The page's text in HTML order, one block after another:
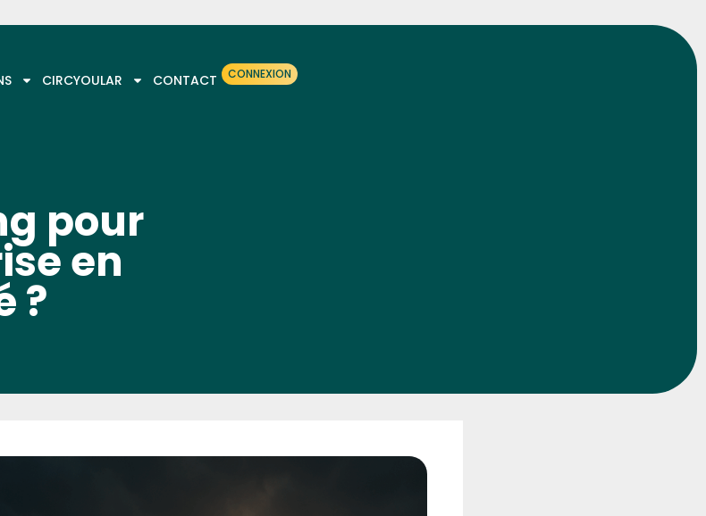
CIRCYOULAR CONTACT CONNEXION
pour
en
?